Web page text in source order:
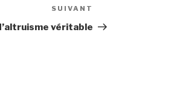
suivant
SUIVANT
véritable